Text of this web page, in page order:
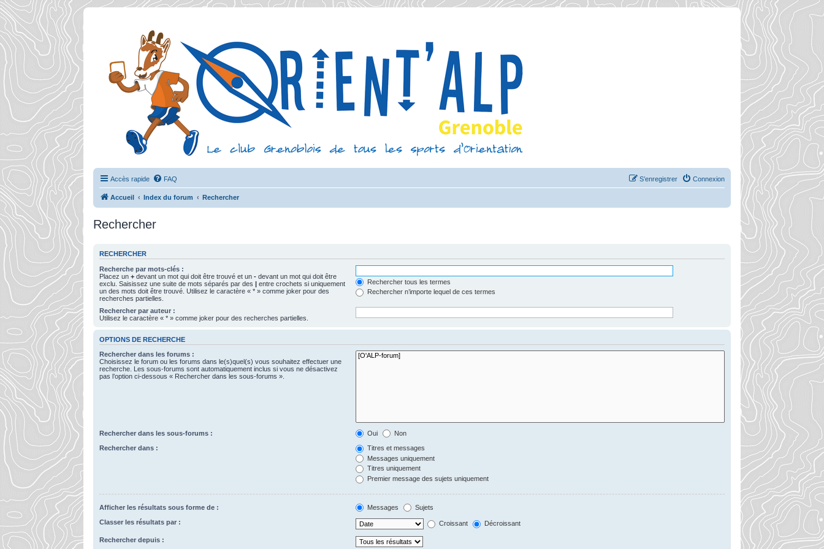
Accès rapide FAQ Connexion
S’enregistrer
Accueil Index du forum Rechercher
Rechercher
RECHERCHER
Recherche par mots-clés :
Placez un + devant un mot qui doit être trouvé et un - devant un mot qui doit être
exclu. Saisissez une suite de mots séparés par des | entre crochets si uniquement
un des mots doit être trouvé. Utilisez le caractère « * » comme joker pour des
recherches partielles.
Rechercher tous les termes
Rechercher n’importe lequel de ces termes
Rechercher par auteur :
Utilisez le caractère « * » comme joker pour des recherches partielles.
OPTIONS DE RECHERCHE
Rechercher dans les forums :
Choisissez le forum ou les forums dans le(s)quel(s) vous souhaitez effectuer une
recherche. Les sous-forums sont automatiquement inclus si vous ne désactivez
pas l’option ci-dessous « Rechercher dans les sous-forums ».
Rechercher dans les sous-forums : Oui Non
Rechercher dans :
Titres et messages
Messages uniquement
Titres uniquement
Premier message des sujets uniquement
Afficher les résultats sous forme de : Messages Sujets
Classer les résultats par : Croissant Décroissant
Rechercher depuis :